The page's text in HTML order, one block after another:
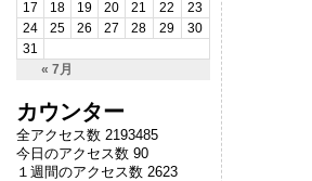
« 7月
17
18 19 20 21 22
23
24
25 26 27 28 29
30
31
カウンター
全アクセス数 2193485
今日のアクセス数 90
１週間のアクセス数 2623